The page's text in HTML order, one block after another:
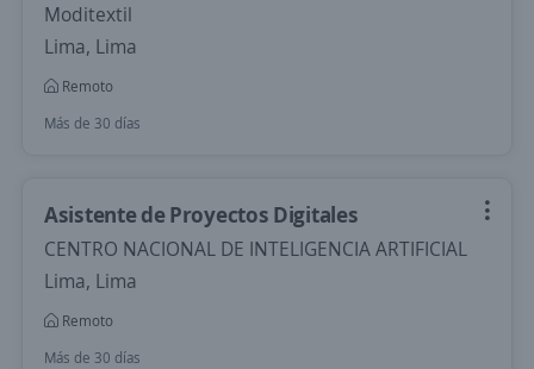
Moditextil
Lima, Lima
Remoto
Más de 30 días
Asistente de Proyectos Digitales
CENTRO NACIONAL DE INTELIGENCIA ARTIFICIAL
Lima, Lima
Remoto
Más de 30 días